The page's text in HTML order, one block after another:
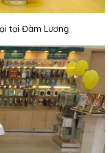
tại Đàm Lương